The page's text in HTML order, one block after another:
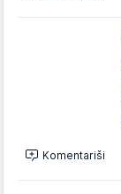
Komentariši